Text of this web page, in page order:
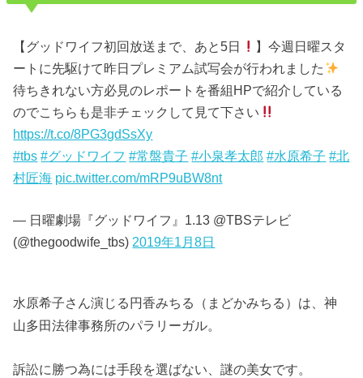
【グッドワイフ初回放送まで、あと5日
】今週日曜スタ
ートに先駆けて昨日プレミアム試写会が行われました
待ちきれない方必見のレポートを番組HPで紹介している
のでこちらも是非チェックして見て下さい
https://t.co/8PG3gdSsXy
#tbs #グッドワイフ #常盤貴子 #小泉孝太郎 #水原希子 #北
村匠海 pic.twitter.com/mRP9uBW8nt
— 日曜劇場『グッドワイフ』1.13 @TBSテレビ
(@thegoodwife_tbs) 2019年1月8日
水原希子さん演じる円香みちる（まどかみちる）は、神
山多田法律事務所のパラリーガル。
訴訟に勝つ為には手段を選ばない、謎の美女です。